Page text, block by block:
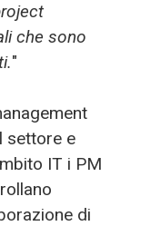
che sono
"
settore e
IT i PM
di